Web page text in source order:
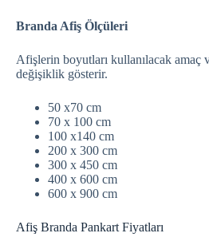
Branda Afiş Ölçüleri
Afişlerin boyutları kullanılacak amaç
değişiklik gösterir.
50 x70 cm
70 x 100 cm
100 x140 cm
200 x 300 cm
300 x 450 cm
400 x 600 cm
600 x 900 cm
Afiş Branda Pankart Fiyatları